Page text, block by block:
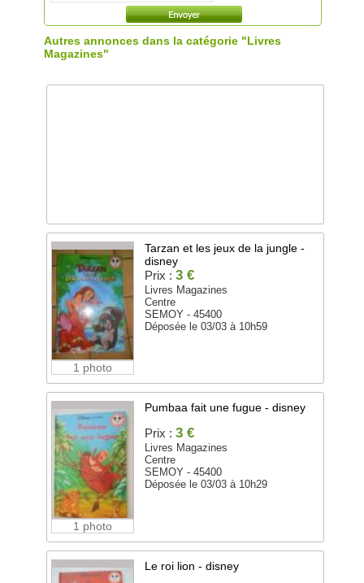
Autres annonces dans la catégorie "Livres
Magazines"
1 photo
Tarzan et les jeux de la jungle -
disney
Prix : 3 €
Livres Magazines
Centre
SEMOY - 45400
Déposée le 03/03 à 10h59
1 photo
Pumbaa fait une fugue - disney
Prix : 3 €
Livres Magazines
Centre
SEMOY - 45400
Déposée le 03/03 à 10h29
Le roi lion - disney